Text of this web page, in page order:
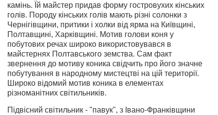
камінь. Їй майстер придав форму гостровухих кінських
голів. Породу кінських голів мають різні солонки з
Чернігівщини, притики і холки від ярма на Київщині,
Полтавщині, Харківщині. Мотив голови коня у
побутових речах широко використовувався в
майстернях Полтавського земства. Сам факт
звернення до мотиву коника свідчить про його значне
побутування в народному мистецтві на цій території.
Широко відомий мотив коника в елементах
різноманітних світильників.
Підвісний світильник - "павук", з Івано-Франківщини